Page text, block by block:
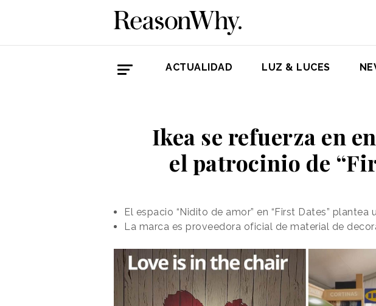
ACTUALIDAD LUZ & LUCES
Ikea se refuerza en
el patrocinio de
El espacio “Nidito de amor” en “First Dates”
La marca es proveedora oficial de material de